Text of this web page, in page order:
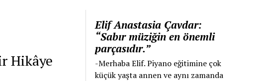
Hikâye
Elif Anastasia Çavdar:
“Sabır müziğin en önemli
parçasıdır.”
-Merhaba Elif. Piyano eğitimine çok
küçük yaşta annen ve aynı zamanda